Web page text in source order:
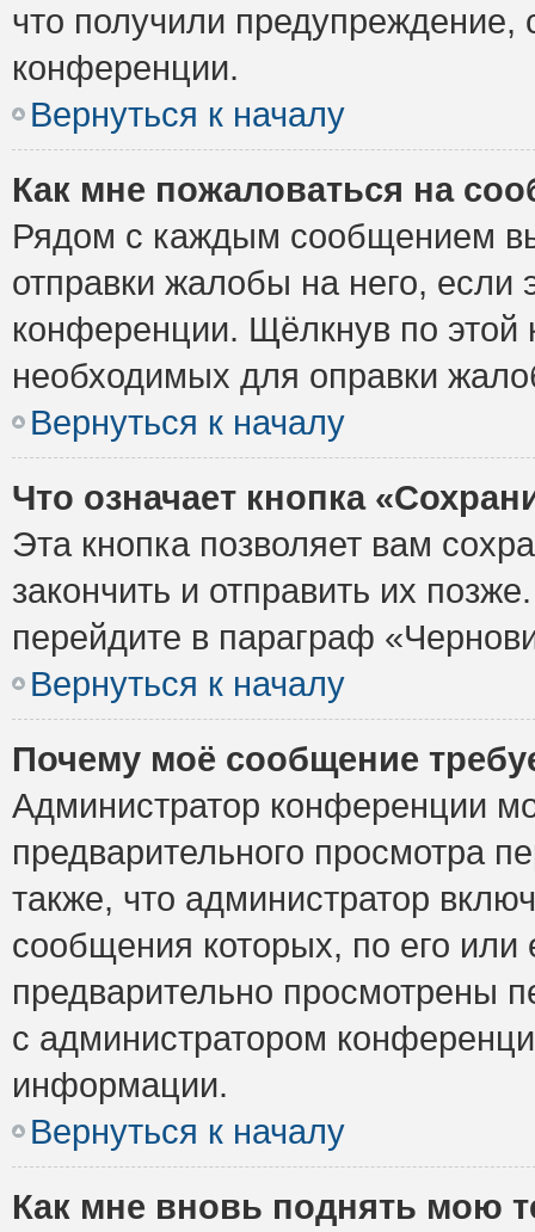
что получили предупреждение,
конференции.
Вернуться к началу
Как мне пожаловаться на
Рядом с каждым сообщением
отправки жалобы на него,
конференции. Щёлкнув по этой
необходимых для оправки
Вернуться к началу
Что означает кнопка
Эта кнопка позволяет вам
закончить и отправить их
перейдите в параграф
Вернуться к началу
Почему моё сообщение
Администратор конференции
предварительного просмотра
также, что администратор
сообщения которых, по его
предварительно просмотрены
с администратором
информации.
Вернуться к началу
Как мне вновь поднять мою